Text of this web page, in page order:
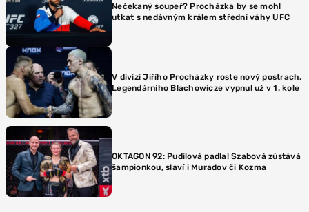
Nečekaný soupeř? Procházka by se mohl
utkat s nedávným králem střední váhy UFC
V divizi Jiřího Procházky roste nový postrach.
Legendárního Blachowicze vypnul už v 1. kole
OKTAGON 92: Pudilová padla! Szabová zůstává
šampionkou, slaví i Muradov či Kozma